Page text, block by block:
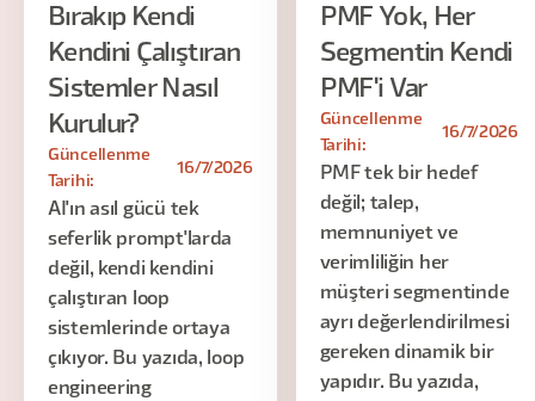
Bırakıp Kendi
Kendini Çalıştıran
Sistemler Nasıl
Kurulur?
Güncellenme
Tarihi:
16/7/2026
AI'ın asıl gücü tek
seferlik prompt'larda
değil, kendi kendini
çalıştıran loop
sistemlerinde ortaya
çıkıyor. Bu yazıda, loop
engineering
PMF Yok, Her
Segmentin Kendi
PMF'i Var
Güncellenme
Tarihi:
16/7/2026
PMF tek bir hedef
değil; talep,
memnuniyet ve
verimliliğin her
müşteri segmentinde
ayrı değerlendirilmesi
gereken dinamik bir
yapıdır. Bu yazıda,